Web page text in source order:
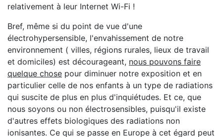
relativement à leur Internet Wi-Fi !
Bref, même si du point de vue d'une
électrohypersensible, l'envahissement de notre
environnement ( villes, régions rurales, lieux de travail
et domiciles) est décourageant, nous pouvons faire
quelque chose pour diminuer notre exposition et en
particulier celle de nos enfants à un type de radiations
qui suscite de plus en plus d'inquiétudes. Et ce, que
nous soyons ou non électrosensibles, puisqu'il existe
d'autres effets biologiques des radiations non
ionisantes. Ce qui se passe en Europe à cet égard peut